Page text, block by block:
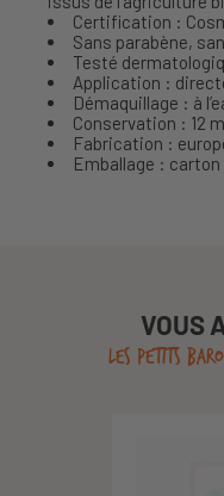
Certification :
Sans parabène,
Testé
Application :
Démaquillage : à
Conservation : 12
Fabrication :
Emballage : carton
VOUS
LES PETITS